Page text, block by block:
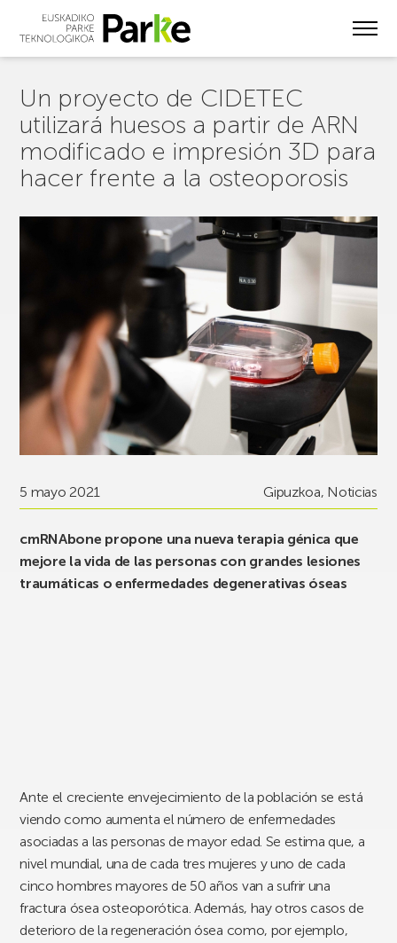
Un proyecto de CIDETEC
utilizará huesos a partir de ARN
modificado e impresión 3D para
hacer frente a la osteoporosis
5 mayo 2021 Gipuzkoa, Noticias
cmRNAbone propone una nueva terapia génica que
mejore la vida de las personas con grandes lesiones
traumáticas o enfermedades degenerativas óseas
Ante el creciente envejecimiento de la población se está
viendo como aumenta el número de enfermedades
asociadas a las personas de mayor edad. Se estima que, a
nivel mundial, una de cada tres mujeres y uno de cada
cinco hombres mayores de 50 años van a sufrir una
fractura ósea osteoporótica. Además, hay otros casos de
deterioro de la regeneración ósea como, por ejemplo,